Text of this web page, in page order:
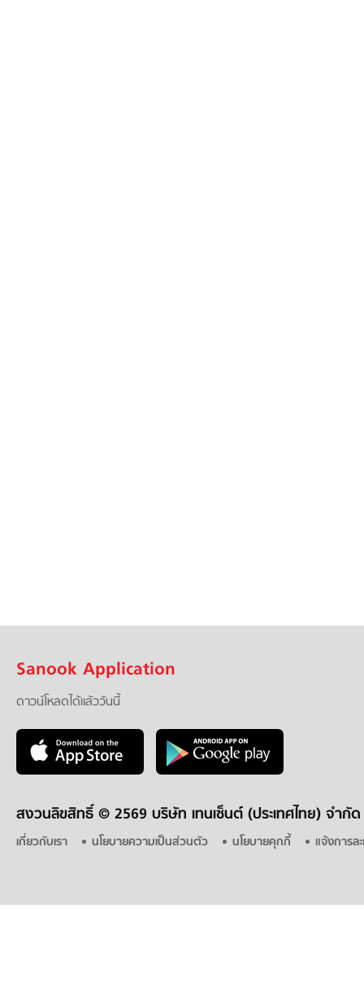
Sanook Application
ดาวน์โหลดได้แล้ววันนี้
สงวนลิขสิทธิ์ © 2569 บริษัท เทนเซ็นต์ (ประเทศไทย) จำกัด
เกี่ยวกับเรา นโยบายความเป็นส่วนตัว นโยบายคุกกี้ แจ้งการล